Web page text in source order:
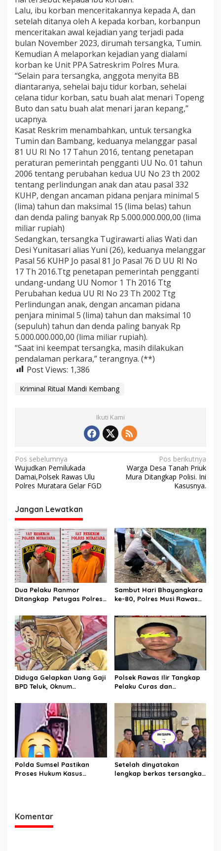
Lalu, ibu korban menceritakannya kepada A, dan
setelah ditanya oleh A kepada korban, korbanpun
menceritakan awal kejadian yang terjadi pada
bulan November 2023, dirumah tersangka, Tumin.
Kemudian A melaporkan kejadian yang dialami
korban ke Unit PPA Satreskrim Polres Mura.
“Selain para tersangka, anggota menyita BB
diantaranya, sehelai baju tidur korban, sehelai
celana tidur korban, satu buah alat menari Topeng
Buto dan satu buah alat menari jaran kepang,”
ucapnya.
Kasat Reskrim menambahkan, untuk tersangka
Tumin dan Bambang, keduanya melanggar pasal
81 UU RI No 17 Tahun 2016, tentang penetapan
peraturan pemerintah pengganti UU No. 01 tahun
2006 tentang perubahan kedua UU No 23 th 2002
tentang perlindungan anak dan atau pasal 332
KUHP, dengan ancaman pidana penjara minimal 5
(lima) tahun dan maksimal 15 (lima belas) tahun
dan denda paling banyak Rp 5.000.000.000,00 (lima
miliar rupiah)
Sedangkan, tersangka Tugirawarti alias Wati dan
Desi Yunitasari alias Yuni (26), keduanya melanggar
Pasal 56 KUHP Jo pasal 81 Jo Pasal 76 D UU RI No
17 Th 2016.Ttg penetapan pemerintah pengganti
undang-undang UU Nomor 1 Th 2016 Ttg
Perubahan kedua UU RI No 23 Th 2002 Ttg
Perlindungan anak, dengan ancaman pidana
penjara minimal 5 (lima) tahun dan maksimal 10
(sepuluh) tahun dan denda paling banyak Rp
5.000.000.000,00 (lima miliar rupiah).
“Saat ini keempat tersangka, masih dilakukan
pendalaman perkara,” terangnya. (**)
Post Views: 1,386
Kriminal Ritual Mandi Kembang
Ikuti Kami
N
a
v
i
g
a
s
i
p
o
s
Pos sebelumnya
Wujudkan Pemilukada
Damai,Polsek Rawas Ulu
Polres Muratara Gelar FGD
Pos berikutnya
Warga Desa Tanah Priuk
Mura Ditangkap Polisi. Ini
Kasusnya.
Jangan Lewatkan
Dua Pelaku Ranmor
Ditangkap Petugas Polres
Sambut Hari Bhayangkara
ke-80, Polres Musi Rawas
dan Perkuat Akses Warga
Jayaloka
Diduga Gelapkan Uang Gaji
BPD Teluk, Oknum
Ke Polisi
Polsek Rawas Ilir Tangkap
Pelaku Curas dan
Polda Sumsel Pastikan
Proses Hukum Kasus
Setelah dinyatakan
lengkap berkas tersangka
Komentar